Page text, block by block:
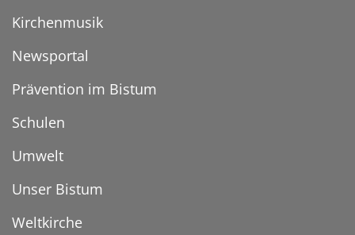
Kirchenmusik
Newsportal
Prävention im Bistum
Schulen
Umwelt
Unser Bistum
Weltkirche